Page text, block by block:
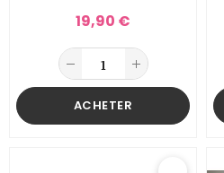
19,90 €
ACHETER